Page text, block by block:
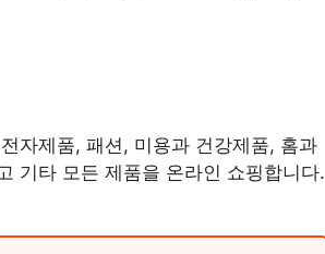
자제품, 패션, 미용과 건강제품, 홈과
기타 모든 제품을 온라인 쇼핑합니다.